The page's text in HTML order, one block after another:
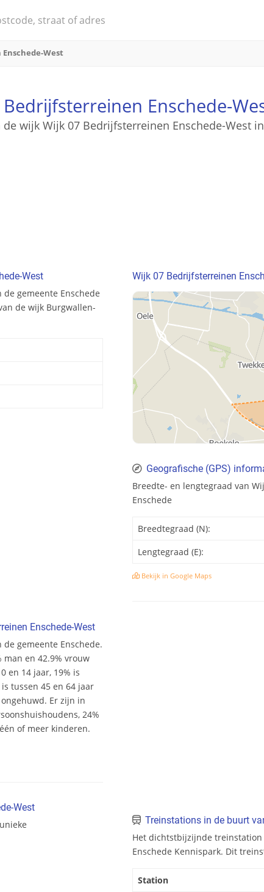
West
Enschede-
wijk Wijk 07 Bedrijfsterreinen Enschede-West
West
gemeente Enschede
de wijk Burgwallen-
Enschede-West
gemeente Enschede.
en 42.9% vrouw
en 14 jaar, 19% is
tussen 45 en 64 jaar
Er zijn in
24%
of meer kinderen.
West
Wijk 07 Bedrijfsterreinen
Geografische (GPS)
Breedte- en lengtegraad van
Enschede
Breedtegraad (N):
Lengtegraad (E):
Bekijk in Google Maps
Treinstations in de buurt
Het dichtstbijzijnde
Enschede Kennispark. Dit
Station